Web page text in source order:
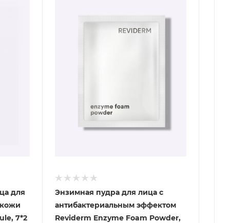
для
7*2
Энзимная пудра для лица с
антибактериальным эффектом
Reviderm Enzyme Foam Powder,